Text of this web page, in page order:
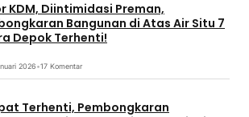
KDM, Diintimidasi Preman,
Bangunan di Atas Air Situ 7
Depok Terhenti!
2026•17 Komentar
Terhenti, Pembongkaran